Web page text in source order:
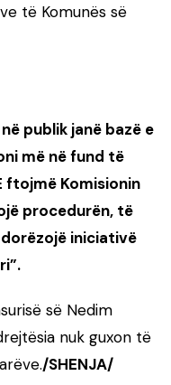
të Komunës së
publik janë bazë e
më në fund të
ftojmë Komisionin
procedurën, të
iniciativë
së Nedim
nuk guxon të
/SHENJA/